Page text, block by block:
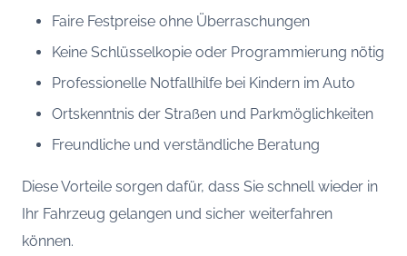
Faire Festpreise ohne Überraschungen
Keine Schlüsselkopie oder Programmierung nötig
Professionelle Notfallhilfe bei Kindern im Auto
Ortskenntnis der Straßen und Parkmöglichkeiten
Freundliche und verständliche Beratung
Diese Vorteile sorgen dafür, dass Sie schnell wieder in
Ihr Fahrzeug gelangen und sicher weiterfahren
können.